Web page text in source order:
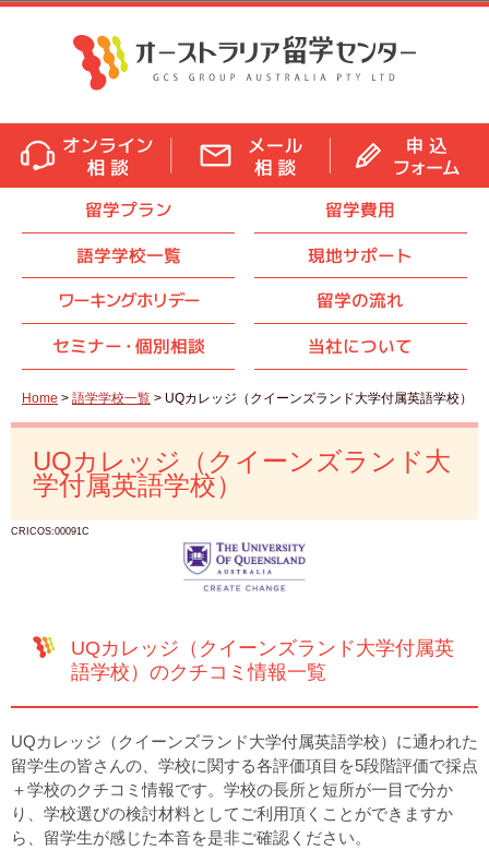
留学プラン
留学費用
語学学校一覧
現地サポート
ワーキングホリデー
留学の流れ
セミナー・ 個別相談 当社について
Home > 語学学校一覧 > UQカレッジ（クイーンズランド大学付属英語学校）
UQカレッジ（クイーンズランド大
学付属英語学校）
CRICOS:00091C
UQカレッジ（クイーンズランド大学付属英
語学校）のクチコミ情報一覧
UQカレッジ（クイーンズランド大学付属英語学校）に通われた
留学生の皆さんの、学校に関する各評価項目を5段階評価で採点
＋学校のクチコミ情報です。学校の長所と短所が一目で分か
り、学校選びの検討材料としてご利用頂くことができますか
ら、留学生が感じた本音を是非ご確認ください。